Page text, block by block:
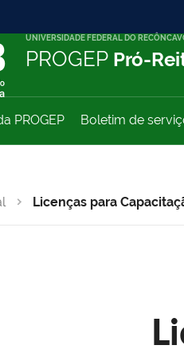
UNIVERSIDADE FEDERAL DO
PROGEP Pró-
PROGEP Boletim de
Licenças para